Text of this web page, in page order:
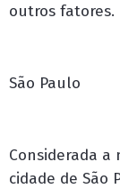
outros fatores.
São Paulo
Considerada a
cidade de São